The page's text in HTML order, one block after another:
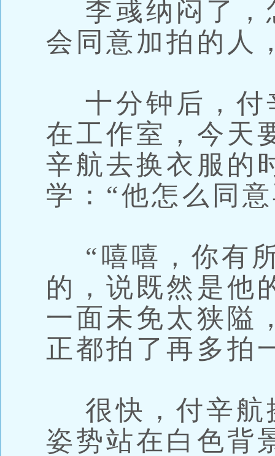
李彧纳闷了，
会同意加拍的人
十分钟后，付
在工作室，今天
辛航去换衣服的
学：“他怎么同
“嘻嘻，你有
的，说既然是他
一面未免太狭隘
正都拍了再多拍
很快，付辛航
姿势站在白色背